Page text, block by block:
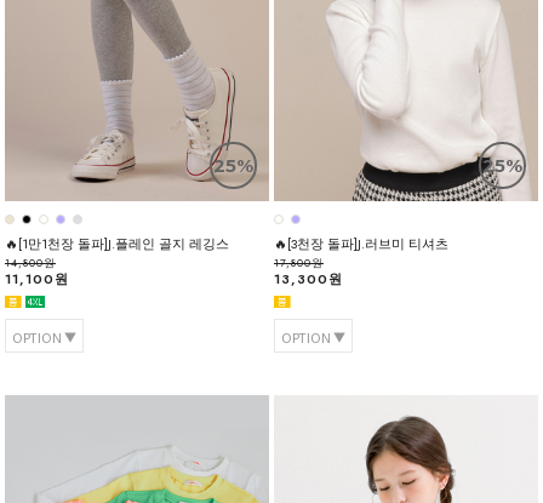
25%
🔥[1만1천장 돌파]J.플레인 골지 레깅스
14,800원
11,100원
OPTION
25%
🔥[3천장 돌파]J.러브미 티셔츠
17,800원
13,300원
OPTION